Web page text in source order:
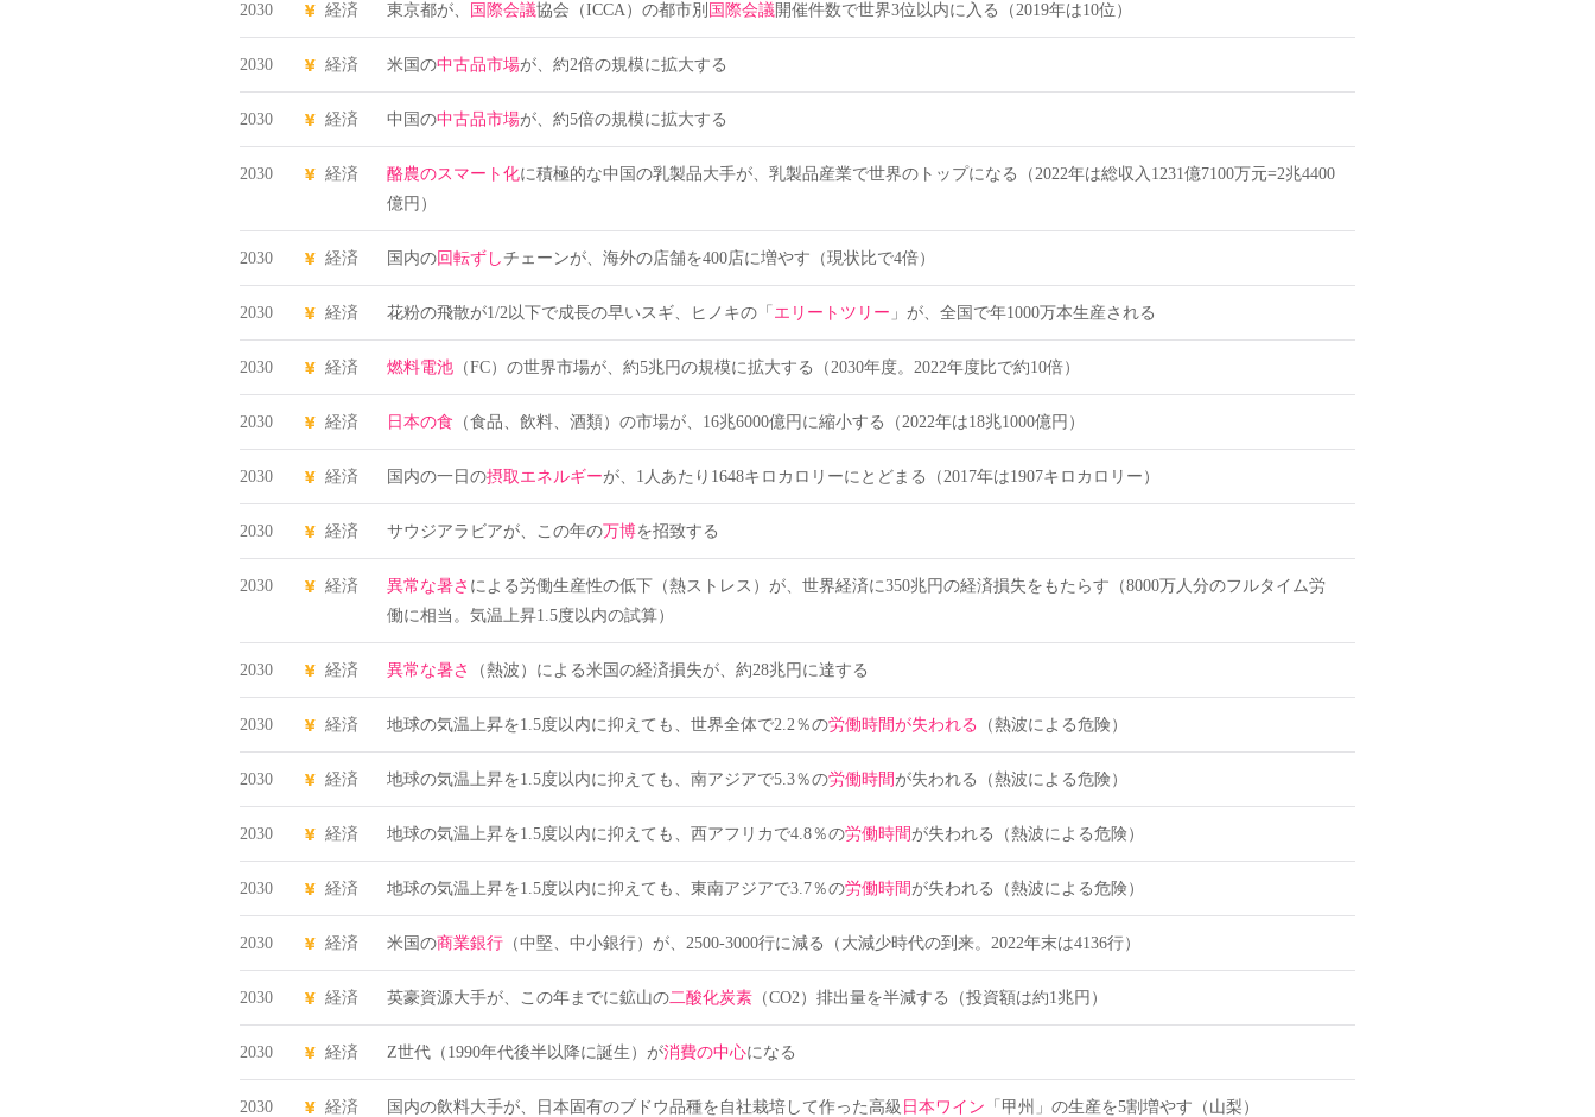
2030 経済 東京都が、 国際会議協会（ICCA）の都市別 国際会議開催件数で世界3位以内に入る（2019年は10位）
2030 経済 米国の中古品市場が、約2倍の規模に拡大する
2030 経済 中国の中古品市場が、約5倍の規模に拡大する
2030 経済 酪農のスマート化に積極的な中国の乳製品大手が、乳製品産業で世界のトップになる（2022年は総収入1231億7100万元=2兆4400
億円）
2030 経済 国内の回転ずしチェーンが、海外の店舗を400店に増やす（現状比で4倍）
2030 経済 花粉の飛散が1/2以下で成長の早いスギ、ヒノキの「 エリートツリー 」が、全国で年1000万本生産される
2030 経済 燃料電池 （FC）の世界市場が、約5兆円の規模に拡大する（2030年度。2022年度比で約10倍）
2030 経済 日本の食 （食品、飲料、酒類）の市場が、16兆6000億円に縮小する（2022年は18兆1000億円）
2030 経済 国内の一日の摂取エネルギーが、1人あたり1648キロカロリーにとどまる（2017年は1907キロカロリー）
2030 経済 サウジアラビアが、この年の万博を招致する
2030 経済 異常な暑さ による労働生産性の低下（熱ストレス）が、世界経済に350兆円の経済損失をもたらす（8000万人分のフルタイム労
働に相当。気温上昇1.5度以内の試算）
2030 経済 異常な暑さ （熱波）による米国の経済損失が、約28兆円に達する
2030 経済 地球の気温上昇を1.5度以内に抑えても、世界全体で2.2％の労働時間が失われる （熱波による危険）
2030 経済 地球の気温上昇を1.5度以内に抑えても、南アジアで5.3％の労働時間 が失われる（熱波による危険）
2030 経済 地球の気温上昇を1.5度以内に抑えても、西アフリカで4.8％の労働時間 が失われる（熱波による危険）
2030 経済 地球の気温上昇を1.5度以内に抑えても、東南アジアで3.7％の労働時間 が失われる（熱波による危険）
2030 経済 米国の商業銀行 （中堅、中小銀行）が、2500-3000行に減る（大減少時代の到来。2022年末は4136行）
2030 経済 英豪資源大手が、この年までに鉱山の二酸化炭素 （CO2）排出量を半減する（投資額は約1兆円）
2030 経済 Z世代（1990年代後半以降に誕生）が消費の中心になる
2030 経済 国内の飲料大手が、日本固有のブドウ品種を自社栽培して作った高級 日本ワイン 「甲州」の生産を5割増やす（山梨）